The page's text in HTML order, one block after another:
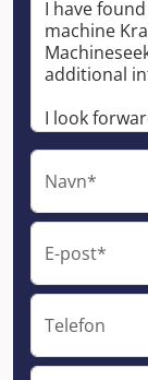
Navn*
E-post*
Telefon